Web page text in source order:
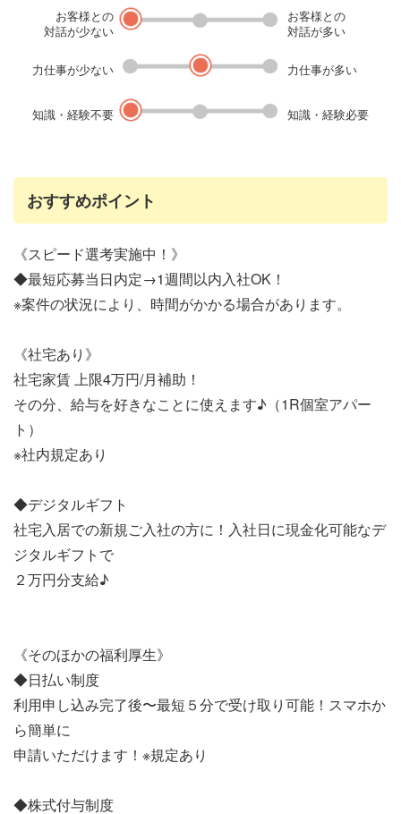
お客様との
対話が少ない
お客様との
対話が多い
力仕事が少ない 力仕事が多い
知識・経験不要 知識・経験必要
おすすめポイント
《スピード選考実施中！》
◆最短応募当日内定→1週間以内入社OK！
※案件の状況により、時間がかかる場合があります。
《社宅あり》
社宅家賃 上限4万円/月補助！
その分、給与を好きなことに使えます♪（1R個室アパー
ト）
※社内規定あり
◆デジタルギフト
社宅入居での新規ご入社の方に！入社日に現金化可能なデ
ジタルギフトで
２万円分支給♪
《そのほかの福利厚生》
◆日払い制度
利用申し込み完了後〜最短５分で受け取り可能！スマホか
ら簡単に
申請いただけます！※規定あり
◆株式付与制度